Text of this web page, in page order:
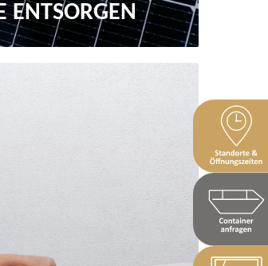
ENTSORGEN